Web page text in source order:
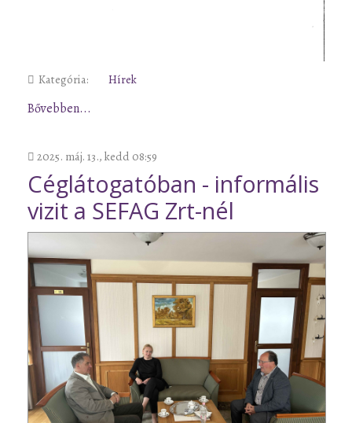
Kategória: Hírek
Bővebben...
2025. máj. 13., kedd 08:59
Céglátogatóban - informális
vizit a SEFAG Zrt-nél